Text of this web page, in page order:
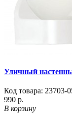
Уличный
Код товара: 23703-
990 р.
В корзину